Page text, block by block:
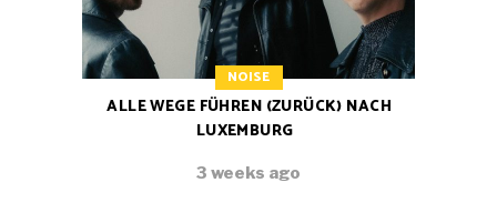
NOISE
ALLE WEGE FÜHREN (ZURÜCK) NACH
LUXEMBURG
3 weeks ago